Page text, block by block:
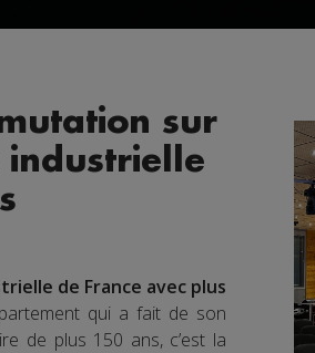
sur
de France avec plus
qui a fait de son
de plus 150 ans, c’est la